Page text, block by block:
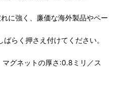
に強く、廉価な海外製品やペー
らく押さえ付けてください。
グネットの厚さ:0.8ミリ／ス